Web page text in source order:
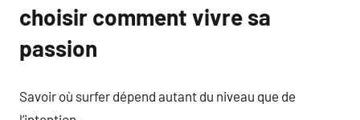
choisir comment vivre sa
passion
Savoir où surfer dépend autant du niveau que de